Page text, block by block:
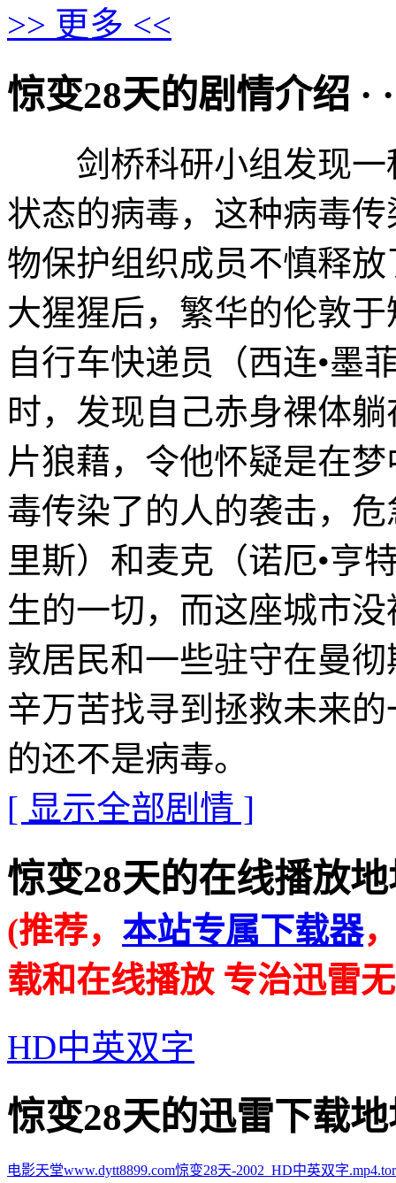
>> 更多 <<
惊变28天的剧情介绍 · ·
剑桥科研小组发现一
状态的病毒，这种病毒
物保护组织成员不慎释
大猩猩后，繁华的伦
自行车快递员（西连•墨
时，发现自己赤身裸体
片狼藉，令他怀疑是在
毒传染了的人的袭击，
里斯）和麦克（诺厄•亨
生的一切，而这座城市
敦居民和一些驻守在曼
辛万苦找寻到拯救未来
的还不是病毒。
[ 显示全部剧情 ]
惊变28天的在线播放地
(推荐， 本站专属下载器
载和在线播放 专治迅雷
HD中英双字
惊变28天的迅雷下载地
电影天堂www.dytt8899.com惊变28天-2002_HD中英双字